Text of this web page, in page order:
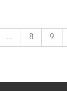
... 8 9